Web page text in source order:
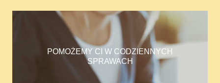
POMOŻEMY CI W CODZIENNYCH
SPRAWACH